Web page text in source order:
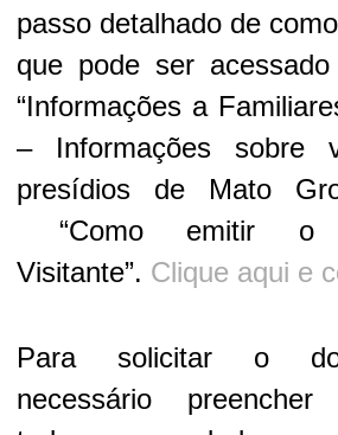
passo detalhado de
que pode ser
“Informações a
– Informações sobre
presídios de Mato
“Como emitir o
Visitante”. Clique aqui e
Para solicitar o
necessário preencher